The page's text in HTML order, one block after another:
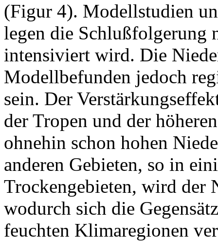
(Figur 4). Modellstudien
legen die Schlußfolgerung
intensiviert wird. Die
Modellbefunden jedoch
sein. Der
der Tropen und der
ohnehin schon hohen
anderen Gebieten, so in
Trockengebieten, wird der
wodurch sich die
feuchten Klimaregionen